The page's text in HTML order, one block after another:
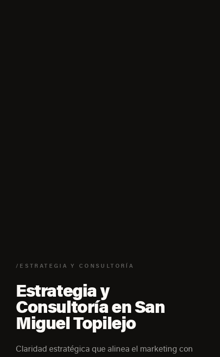
/ESTRATEGIA Y CONSULTORÍA
Estrategia y
Consultoría en San
Miguel Topilejo
Claridad estratégica que alinea el marketing con